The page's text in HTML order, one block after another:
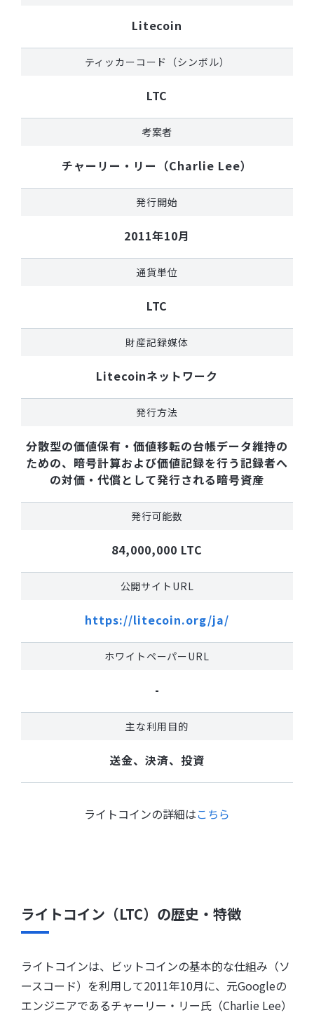
Litecoin
ティッカーコード（シンボル）
LTC
考案者
チャーリー・リー（Charlie Lee）
発行開始
2011年10月
通貨単位
LTC
財産記録媒体
Litecoinネットワーク
発行方法
分散型の価値保有・価値移転の台帳データ維持の
ための、暗号計算および価値記録を行う記録者へ
の対価・代償として発行される暗号資産
発行可能数
84,000,000 LTC
公開サイトURL
https://litecoin.org/ja/
ホワイトペーパーURL
-
主な利用目的
送金、決済、投資
ライトコインの詳細はこちら
ライトコイン（LTC）の歴史・特徴
ライトコインは、ビットコインの基本的な仕組み（ソ
ースコード）を利用して2011年10月に、元Googleの
エンジニアであるチャーリー・リー氏（Charlie Lee）